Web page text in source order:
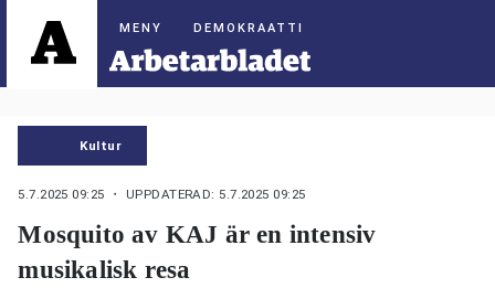
DEMOKRAATTI
Kultur
5.7.2025 09:25 ・ UPPDATERAD: 5.7.2025 09:25
Mosquito av KAJ är en intensiv
musikalisk resa